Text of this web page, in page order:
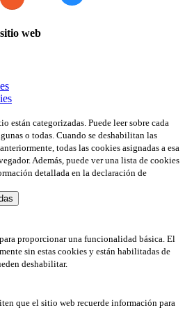
web
están categorizadas. Puede leer sobre cada
o todas. Cuando se deshabilitan las
todas las cookies asignadas a esa
Además, puede ver una lista de cookies
detallada en la declaración de
proporcionar una funcionalidad básica. El
sin estas cookies y están habilitadas de
deshabilitar.
que el sitio web recuerde información para